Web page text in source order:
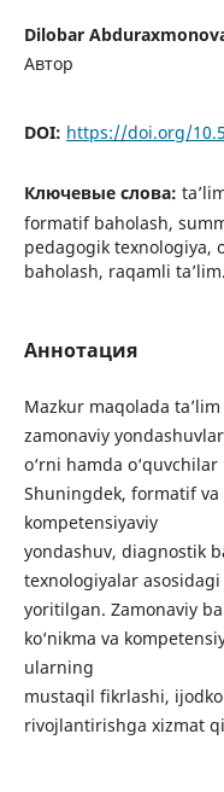
Dilobar
Автор
DOI: https://doi.org/
Ключевые слова:
formatif baholash,
pedagogik texnologiya,
baholash, raqamli ta’lim.
Аннотация
Mazkur maqolada
zamonaviy
o‘rni hamda
Shuningdek, formatif
kompetensiyaviy
yondashuv, diagnostik
texnologiyalar
yoritilgan. Zamonaviy
ko‘nikma va
ularning
mustaqil fikrlashi,
rivojlantirishga xizmat